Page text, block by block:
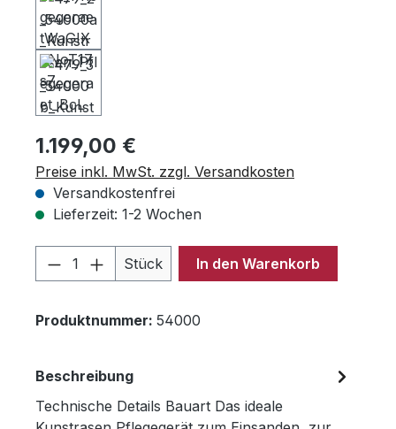
Regulärer Preis:
1.199,00 €
Preise inkl. MwSt. zzgl. Versandkosten
Versandkostenfrei
Lieferzeit: 1-2 Wochen
Produkt Anzahl: Gib den
Stück In den Warenkorb
Produktnummer: 54000
Beschreibung
Technische Details Bauart Das ideale